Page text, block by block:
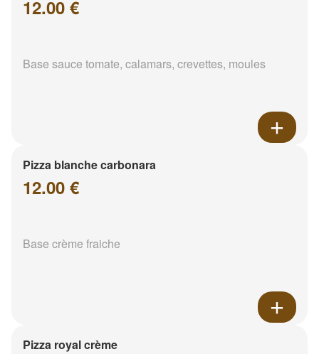
12.00 €
Base sauce tomate, calamars, crevettes, moules
Pizza blanche carbonara
12.00 €
Base crème fraiche
Pizza royal crème